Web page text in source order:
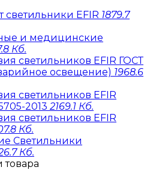
EFIR 1879.7
и медицинские
Кб.
светильников EFIR ГОСТ
освещение) 1968.6
светильников EFIR
2013 2169.1 Кб.
светильников EFIR
Кб.
Светильники
Кб.